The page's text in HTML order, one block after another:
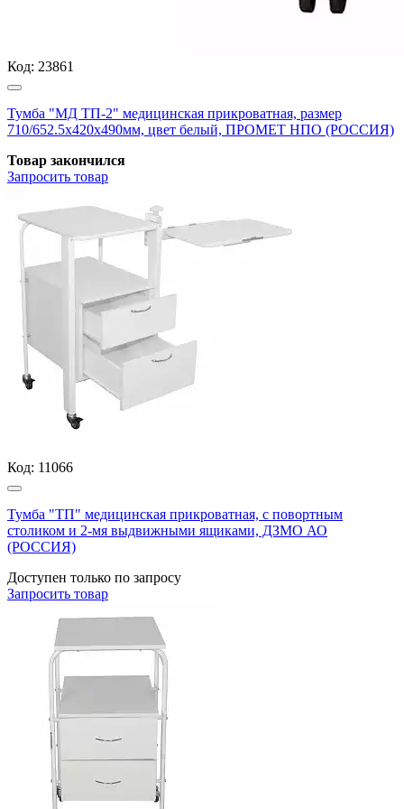
Код: 23861
Тумба "МД ТП-2" медицинская прикроватная, размер
710/652.5x420x490мм, цвет белый, ПРОМЕТ НПО (РОССИЯ)
Товар закончился
Запросить товар
Код: 11066
Тумба "ТП" медицинская прикроватная, с повортным
столиком и 2-мя выдвижными ящиками, ДЗМО АО
(РОССИЯ)
Доступен только по запросу
Запросить товар